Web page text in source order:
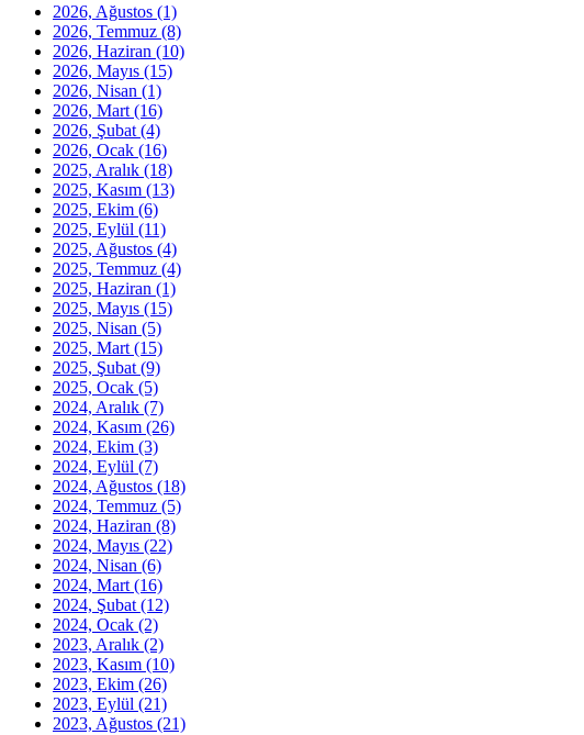
2026, Ağustos (1)
2026, Temmuz (8)
2026, Haziran (10)
2026, Mayıs (15)
2026, Nisan (1)
2026, Mart (16)
2026, Şubat (4)
2026, Ocak (16)
2025, Aralık (18)
2025, Kasım (13)
2025, Ekim (6)
2025, Eylül (11)
2025, Ağustos (4)
2025, Temmuz (4)
2025, Haziran (1)
2025, Mayıs (15)
2025, Nisan (5)
2025, Mart (15)
2025, Şubat (9)
2025, Ocak (5)
2024, Aralık (7)
2024, Kasım (26)
2024, Ekim (3)
2024, Eylül (7)
2024, Ağustos (18)
2024, Temmuz (5)
2024, Haziran (8)
2024, Mayıs (22)
2024, Nisan (6)
2024, Mart (16)
2024, Şubat (12)
2024, Ocak (2)
2023, Aralık (2)
2023, Kasım (10)
2023, Ekim (26)
2023, Eylül (21)
2023, Ağustos (21)